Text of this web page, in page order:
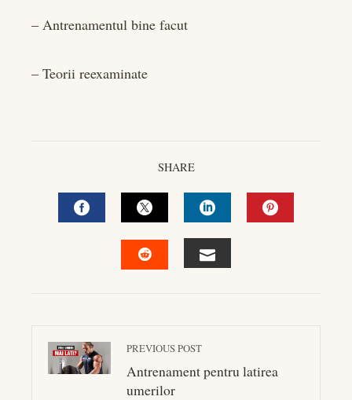
– Antrenamentul bine facut
– Teorii reexaminate
SHARE
FACEBOOKTWITTERLINKEDIN
PREVIOUS POST
Antrenament pentru latirea
umerilor